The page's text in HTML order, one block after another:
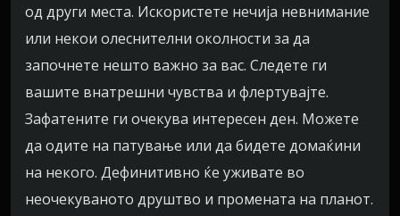
од други места. Искористете нечија невнимание
или некои олеснителни околности за да
започнете нешто важно за вас. Следете ги
вашите внатрешни чувства и флертувајте.
Зафатените ги очекува интересен ден. Можете
да одите на патување или да бидете домаќини
на некого. Дефинитивно ќе уживате во
неочекуваното друштво и промената на планот.